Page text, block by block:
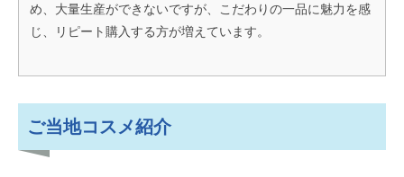
め、大量生産ができないですが、こだわりの一品に魅力を感
じ、リピート購入する方が増えています。
ご当地コスメ紹介